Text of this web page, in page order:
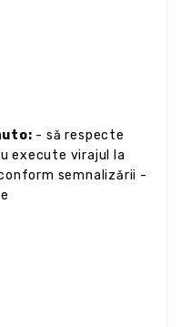
- să respecte
execute virajul la
semnalizării -